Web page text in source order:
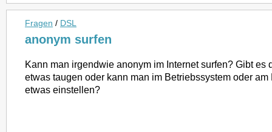
Fragen / DSL
anonym surfen
Kann man irgendwie anonym im Internet surfen? Gibt es
etwas taugen oder kann man im Betriebssystem oder am
etwas einstellen?